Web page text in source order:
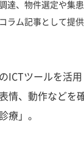
達、物件選定や集
ラム記事として提供
ICTツールを活
情、動作などを
療」。